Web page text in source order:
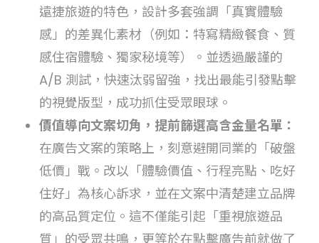
遠捷旅遊的特色，設計多套強調「真實體驗
感」的差異化素材（例如：特寫精緻餐食、質
感住宿體驗、獨家秘境等）。並透過嚴謹的
A/B 測試，快速汰弱留強，找出最能引發點擊
的視覺版型，成功抓住受眾眼球。
價值導向文案切角，提前篩選高含金量名單：
在廣告文案的策略上，刻意避開同業的「破盤
低價」戰。改以「體驗價值、行程亮點、吃好
住好」為核心訴求，並在文案中清楚建立品牌
的高品質定位。這不僅能引起「重視旅遊品
質」的受眾共鳴，更等於在點擊廣告前就做了